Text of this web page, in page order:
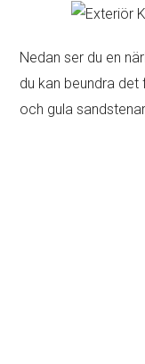
Nedan ser du en
du kan beundra
och gula sandstenar.